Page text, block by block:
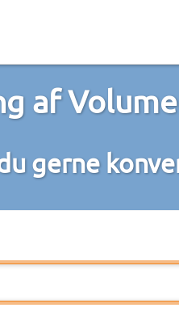
af
gerne